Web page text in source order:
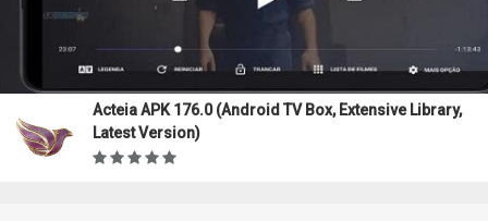
Acteia APK 176.0 (Android TV Box, Extensive Library,
Latest Version)